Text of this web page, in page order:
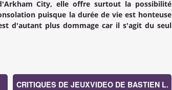
City, elle offre surtout la possibilité
puisque la durée de vie est honteuse
d'autant plus dommage car il s'agit du seul
CRITIQUES DE JEUXVIDEO DE BASTIEN L.